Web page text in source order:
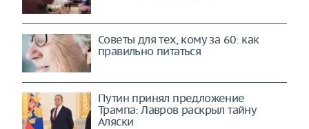
Советы для тех, кому за 60: как
правильно питаться
Путин принял предложение
Трампа: Лавров раскрыл тайну
Аляски